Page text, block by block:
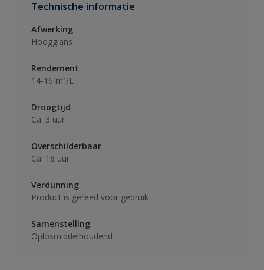
Technische informatie
Afwerking
Hoogglans
Rendement
14-16 m²/L
Droogtijd
Ca. 3 uur
Overschilderbaar
Ca. 18 uur
Verdunning
Product is gereed voor gebruik
Samenstelling
Oplosmiddelhoudend